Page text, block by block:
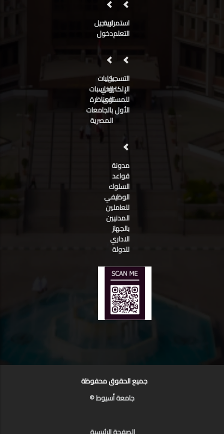
استمرارية
التعلم
تسجيل
دخول
التسجيل
الإلكتروني
للمستوى
الأول
كليات
الحاسبات
المناظرة
بالجامعات
المصرية
مدونة
قواعد
السلوك
الوظيفي
للعاملين
المدنيين
بالجهاز
الاداري
للدولة
جميع الحقوق محفوظة
جامعة أسيوط ©